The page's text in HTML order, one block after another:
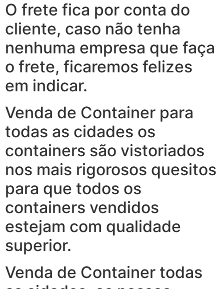
O frete fica por conta do
cliente, caso não tenha
nenhuma empresa que faça
o frete, ficaremos felizes
em indicar.
Venda de Container para
todas as cidades os
containers são vistoriados
nos mais rigorosos quesitos
para que todos os
containers vendidos
estejam com qualidade
superior.
Venda de Container todas